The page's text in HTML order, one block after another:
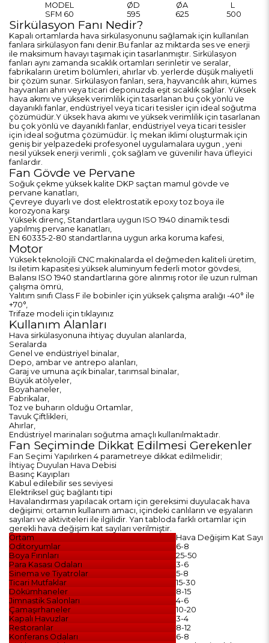
MODEL ØD ØA
L
SFM 60
595 625 500
Sirkülasyon Fanı Nedir?
Kapalı ortamlarda hava sirkülasyonunu sağlamak için kullanılan
fanlara sirkülasyon fanı denir.Bu fanlar az miktarda ses ve enerji
ile maksimum havayı taşımak için tasarlanmıştır. Sirkülasyon
fanları aynı zamanda sıcaklık ortamları serinletir ve seralar,
fabrikaların üretim bölümleri, ahırlar vb. yerlerde düşük maliyetli
bir çözüm sunar. Sirkülasyon fanları, sera, hayvancılık ahırı, kümes
hayvanları ahırı veya ticari deponuzda eşit sıcaklık sağlar. Yüksek
hava akımı ve yüksek verimlilik için tasarlanan bu çok yönlü ve
dayanıklı fanlar, endüstriyel veya ticari tesisler için ideal soğutma
çözümüdür.Y üksek hava akımı ve yüksek verimlilik için tasarlanan
bu çok yönlü ve dayanıklı fanlar, endüstriyel veya ticari tesisler
için ideal soğutma çözümüdür. İç mekan iklimi oluşturmak için
geniş bir yelpazedeki profesyonel uygulamalara uygun , yeni
nesil yüksek enerji verimli , çok sağlam ve güvenilir hava üfleyici
fanlardır.
Fan Gövde ve Pervane
Soğuk çekme yüksek kalite DKP saçtan mamul gövde ve
pervane kanatları,
Çevreye duyarlı ve dost elektrostatik epoxy toz boya ile
korozyona karşı
Yüksek direnç, Standartlara uygun ISO 1940 dinamik tesdi
yapılmış pervane kanatları,
EN 60335-2-80 standartlarına uygun arka koruma kafesi,
Motor
Yüksek teknolojili CNC makinalarda el değmeden kaliteli üretim,
Isı iletim kapasitesi yüksek aluminyum federli motor gövdesi,
Balansı ISO 1940 standartlarına göre alınmış rotor ile uzun rulman
çalışma ömrü,
Yalıtım sınıfı Class F ile bobinler için yüksek çalışma aralığı -40° ile
+70°,
Trifaze modeli içintıklayınız
Kullanım Alanları
Hava sirkülasyonuna ihtiyaç duyulan alanlarda,
Seralarda
Genel ve endüstriyel binalar,
Depo, ambar ve antrepo alanları,
Garaj ve umuna açık binalar, tarımsal binalar,
Büyük atölyeler,
Boyahaneler,
Fabrikalar,
Toz ve buharın olduğu Ortamlar,
Tavuk Çiftlikleri,
Ahırlar,
Endüstriyel marinaları soğutma amaçlı kullanılmaktadır.
Fan Seçiminde Dikkat Edilmesi Gerekenler
Fan Seçimi Yapılırken 4 parametreye dikkat edilmelidir;
İhtiyaç Duyulan Hava Debisi
Basınç Kayıpları
Kabul edilebilir ses seviyesi
Elektriksel güç bağlantı tipi
Havalandırması yapılacak ortam için gereksimi duyulacak hava
değişimi; ortamın kullanım amacı, içindeki canlıların ve eşyaların
sayıları ve aktiviteleri ile ilgilidir. Yan tabloda farklı ortamlar için
gerekli hava değişim kat sayıları verilmiştir.
Ortam
Hava Değişim Kat Sayısı
Oditoryumlar
6-8
Boya Fırınları
25-50
Para Kasası Odaları
3-6
Sinema ve Tiyatrolar
5-8
Ticari Mutfaklar
15-30
Dökümhaneler
8-15
Jimnastik Salonları
4-6
Çamaşırhaneler
10-20
Kapalı Havuzlar
3-4
Restoranlar
8-12
Konferans Odaları
6-8